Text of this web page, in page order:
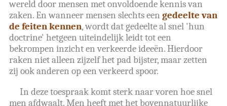
wereld door mensen met onvoldoende kennis van
zaken. En wanneer mensen slechts een gedeelte van
de feiten kennen, wordt dat gedeelte al snel 'hun
doctrine' hetgeen uiteindelijk leidt tot een
bekrompen inzicht en verkeerde ideeën. Hierdoor
raken niet alleen zijzelf het pad bijster, maar zetten
zij ook anderen op een verkeerd spoor.
In deze toespraak komt sterk naar voren hoe snel
men afdwaalt. Men heeft met het bovennatuurlijke